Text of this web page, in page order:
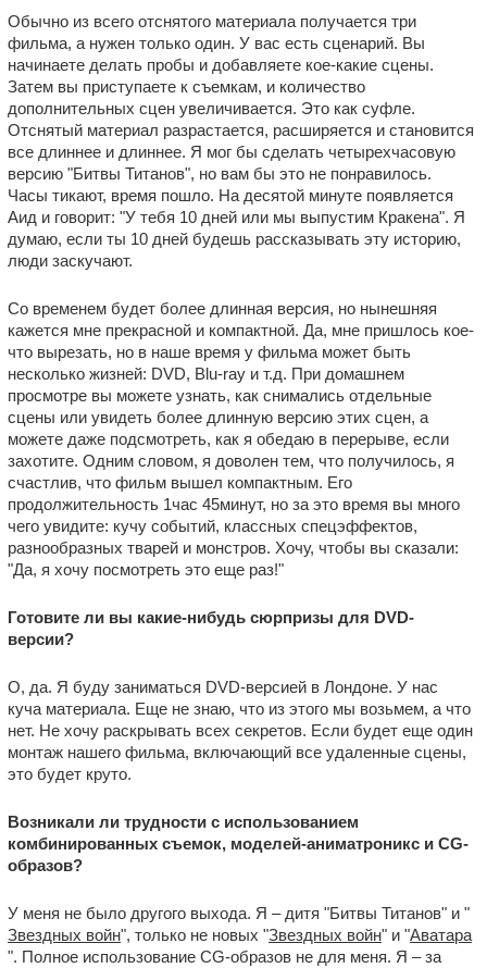
Обычно из всего отснятого материала получается три
фильма, а нужен только один. У вас есть сценарий. Вы
начинаете делать пробы и добавляете кое-какие сцены.
Затем вы приступаете к съемкам, и количество
дополнительных сцен увеличивается. Это как суфле.
Отснятый материал разрастается, расширяется и становится
все длиннее и длиннее. Я мог бы сделать четырехчасовую
версию "Битвы Титанов", но вам бы это не понравилось.
Часы тикают, время пошло. На десятой минуте появляется
Аид и говорит: "У тебя 10 дней или мы выпустим Кракена". Я
думаю, если ты 10 дней будешь рассказывать эту историю,
люди заскучают.
Со временем будет более длинная версия, но нынешняя
кажется мне прекрасной и компактной. Да, мне пришлось кое-
что вырезать, но в наше время у фильма может быть
несколько жизней: DVD, Blu-ray и т.д. При домашнем
просмотре вы можете узнать, как снимались отдельные
сцены или увидеть более длинную версию этих сцен, а
можете даже подсмотреть, как я обедаю в перерыве, если
захотите. Одним словом, я доволен тем, что получилось, я
счастлив, что фильм вышел компактным. Его
продолжительность 1час 45минут, но за это время вы много
чего увидите: кучу событий, классных спецэффектов,
разнообразных тварей и монстров. Хочу, чтобы вы сказали:
"Да, я хочу посмотреть это еще раз!"
Готовите ли вы какие-нибудь сюрпризы для DVD-
версии?
О, да. Я буду заниматься DVD-версией в Лондоне. У нас
куча материала. Еще не знаю, что из этого мы возьмем, а что
нет. Не хочу раскрывать всех секретов. Если будет еще один
монтаж нашего фильма, включающий все удаленные сцены,
это будет круто.
Возникали ли трудности с использованием
комбинированных съемок, моделей-аниматроникс и CG-
образов?
У меня не было другого выхода. Я – дитя "Битвы Титанов" и "
Звездных войн", только не новых "Звездных войн" и "Аватара
". Полное использование CG-образов не для меня. Я – за